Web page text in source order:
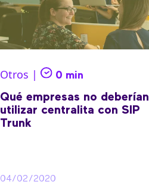
Otros | 0 min
Qué empresas no deberían
utilizar centralita con SIP
Trunk
04/02/2020